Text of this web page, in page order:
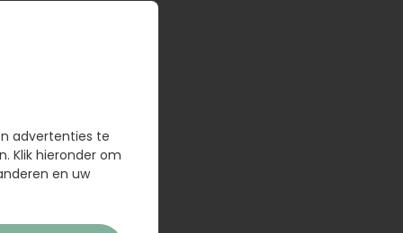
advertenties te
Klik hieronder om
en uw